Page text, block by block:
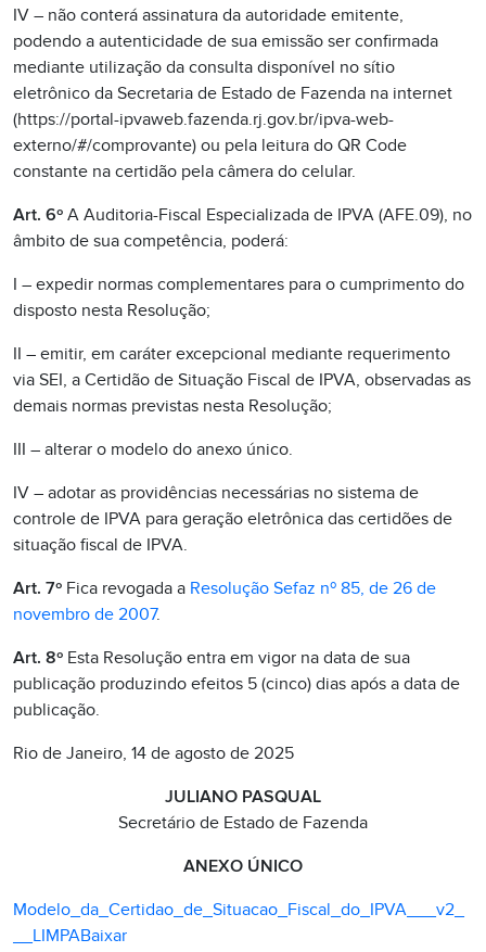
IV – não conterá assinatura da autoridade emitente,
podendo a autenticidade de sua emissão ser confirmada
mediante utilização da consulta disponível no sítio
eletrônico da Secretaria de Estado de Fazenda na internet
(https://portal-ipvaweb.fazenda.rj.gov.br/ipva-web-
externo/#/comprovante) ou pela leitura do QR Code
constante na certidão pela câmera do celular.
Art. 6º A Auditoria-Fiscal Especializada de IPVA (AFE.09), no
âmbito de sua competência, poderá:
I – expedir normas complementares para o cumprimento do
disposto nesta Resolução;
II – emitir, em caráter excepcional mediante requerimento
via SEI, a Certidão de Situação Fiscal de IPVA, observadas as
demais normas previstas nesta Resolução;
III – alterar o modelo do anexo único.
IV – adotar as providências necessárias no sistema de
controle de IPVA para geração eletrônica das certidões de
situação fiscal de IPVA.
Art. 7º Fica revogada a Resolução Sefaz nº 85, de 26 de
novembro de 2007.
Art. 8º Esta Resolução entra em vigor na data de sua
publicação produzindo efeitos 5 (cinco) dias após a data de
publicação.
Rio de Janeiro, 14 de agosto de 2025
JULIANO PASQUAL
Secretário de Estado de Fazenda
ANEXO ÚNICO
Modelo_da_Certidao_de_Situacao_Fiscal_do_IPVA___v2_
__LIMPABaixar